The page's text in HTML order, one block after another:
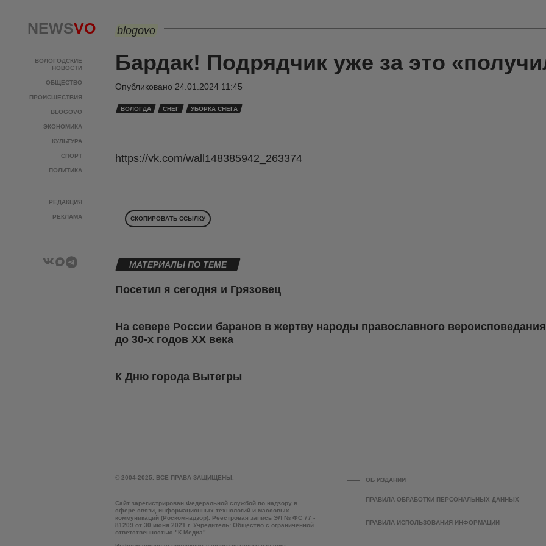
NEWSVO
ВОЛОГОДСКИЕ
НОВОСТИ
ОБЩЕСТВО
ПРОИСШЕСТВИЯ
BLOGOVO
ЭКОНОМИКА
КУЛЬТУРА
СПОРТ
ПОЛИТИКА
РЕДАКЦИЯ
РЕКЛАМА
blogovo
Бардак! Подрядчик уже за это
Опубликовано 24.01.2024 11:45
ВОЛОГДА СНЕГ УБОРКА СНЕГА
https://vk.com/wall148385942_263374
СКОПИРОВАТЬ ССЫЛКУ
МАТЕРИАЛЫ ПО ТЕМЕ
Посетил я сегодня и Грязовец
На севере России баранов в жертву народы православного
до 30-х годов ХХ века
К Дню города Вытегры
© 2004-2025. ВСЕ ПРАВА ЗАЩИЩЕНЫ.
Сайт зарегистрирован Федеральной службой по надзору в
сфере связи, информационных технологий и массовых
коммуникаций (Роскомнадзор). Реестровая запись ЭЛ № ФС 77 -
81209 от 30 июня 2021 г. Учредитель: Общество с ограниченной
ответственностью "К Медиа".
ОБ ИЗДАНИИ
ПРАВИЛА ОБРАБОТКИ ПЕРСОНАЛЬНЫХ ДАННЫХ
ПРАВИЛА ИСПОЛЬЗОВАНИЯ ИНФОРМАЦИИ